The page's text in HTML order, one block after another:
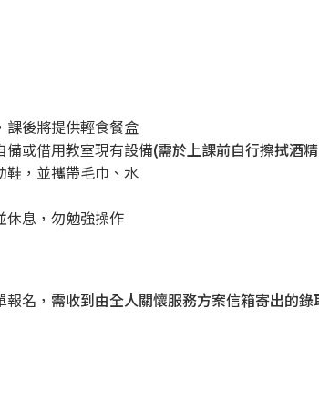
課後將提供輕食餐盒
備或借用教室現有設備(需於上課前自行擦拭酒
鞋，並攜帶毛巾、水
休息，勿勉強操作
名， 需收到由全人關懷服務方案信箱寄出的